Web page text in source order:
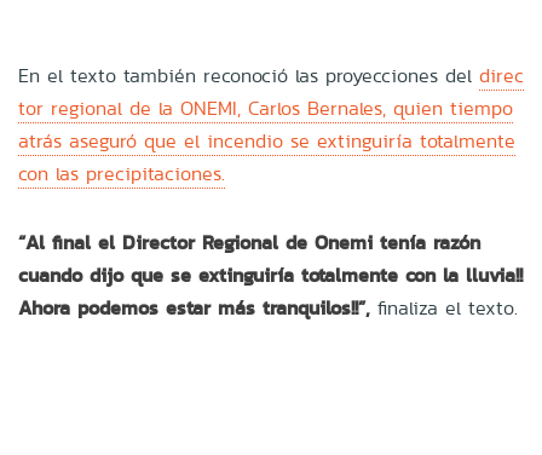
En el texto también reconoció las proyecciones del direc
tor regional de la ONEMI, Carlos Bernales, quien tiempo
atrás aseguró que el incendio se extinguiría totalmente
con las precipitaciones.
“Al final el Director Regional de Onemi tenía razón
cuando dijo que se extinguiría totalmente con la lluvia!!
Ahora podemos estar más tranquilos!!”, finaliza el texto.